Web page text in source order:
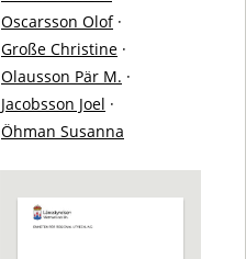
Oscarsson Olof ·
Große Christine ·
Olausson Pär M. ·
Jacobsson Joel ·
Öhman Susanna